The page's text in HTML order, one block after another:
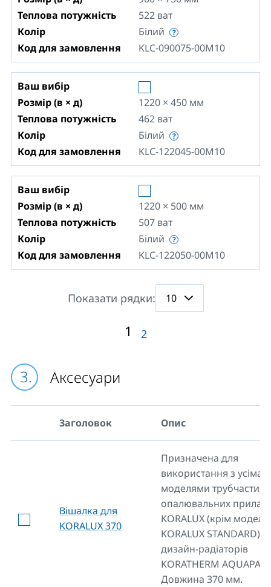
Теплова потужність
522 ват
Колір
Білий
Код для замовлення
KLC-090075-00M10
Ваш вибір
Розмір (в × д)
1220 × 450 мм
Теплова потужність
462 ват
Колір
Білий
Код для замовлення
KLC-122045-00M10
Ваш вибір
Розмір (в × д)
1220 × 500 мм
Теплова потужність
507 ват
Колір
Білий
Код для замовлення
KLC-122050-00M10
Показати рядки:
1 2
Аксесуари
Заголовок Опис
Вішалка для
KORALUX 370
Призначена для
використання з усіма
моделями трубчастих
опалювальних
KORALUX (крім моделі
KORALUX STANDARD)
дизайн-радіаторів
KORATHERM
Довжина 370 мм.